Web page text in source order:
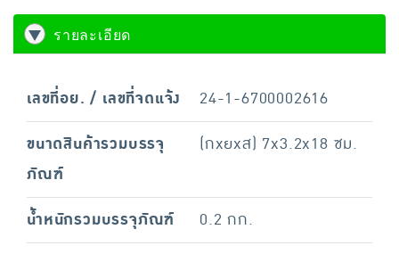
รายละเอียด
เลขที่อย. / เลขที่จดแจ้ง
24-1-6700002616
ขนาดสินค้ารวมบรรจุ
ภัณฑ์
(กxยxส) 7x3.2x18 ซม.
น้ำหนักรวมบรรจุภัณฑ์ 0.2 กก.